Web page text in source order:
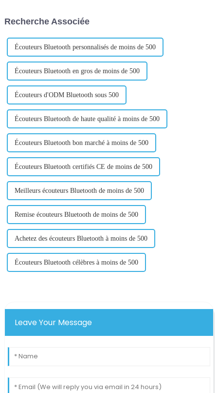
Recherche Associée
Écouteurs Bluetooth personnalisés de moins de 500
Écouteurs Bluetooth en gros de moins de 500
Écouteurs d'ODM Bluetooth sous 500
Écouteurs Bluetooth de haute qualité à moins de 500
Écouteurs Bluetooth bon marché à moins de 500
Écouteurs Bluetooth certifiés CE de moins de 500
Meilleurs écouteurs Bluetooth de moins de 500
Remise écouteurs Bluetooth de moins de 500
Achetez des écouteurs Bluetooth à moins de 500
Écouteurs Bluetooth célèbres à moins de 500
Leave Your Message